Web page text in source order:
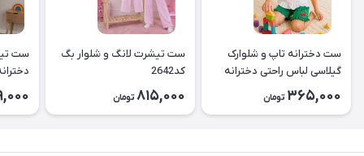
ست دخترانه تاپ و شلوارک
گیلاسی لباس راحتی دخترانه
365,000 تومان
ست تیشرت لانگ و شلوار بگ
کد2642
815,000 تومان
ست